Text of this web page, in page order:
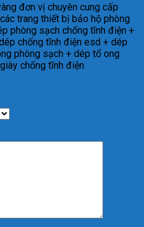
đơn vị chuyên cung cấp
trang thiết bị bảo hộ phòng
phòng sạch chống tĩnh điện +
chống tĩnh điện esd + dép
phòng sạch + dép tổ ong
chống tĩnh điện